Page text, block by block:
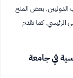
الدوليين. بعض المنح
الرئيسي. كما تقدم
في جامعة